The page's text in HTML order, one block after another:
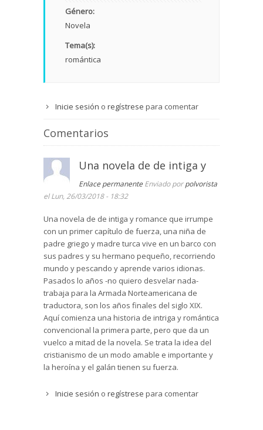
Género:
Novela
Tema(s):
romántica
Inicie sesión o regístrese para comentar
Comentarios
Una novela de de intiga y
Enlace permanente Enviado porpolvorista
el Lun, 26/03/2018 - 18:32
Una novela de de intiga y romance que irrumpe
con un primer capítulo de fuerza, una niña de
padre griego y madre turca vive en un barco con
sus padres y su hermano pequeño, recorriendo
mundo y pescando y aprende varios idionas.
Pasados lo años -no quiero desvelar nada-
trabaja para la Armada Norteamericana de
traductora, son los años finales del siglo XIX.
Aquí comienza una historia de intriga y romántica
convencional la primera parte, pero que da un
vuelco a mitad de la novela. Se trata la idea del
cristianismo de un modo amable e importante y
la heroína y el galán tienen su fuerza.
Inicie sesión o regístrese para comentar